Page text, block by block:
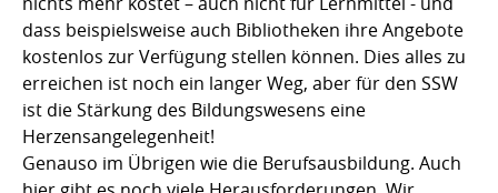
dass beispielsweise auch Bibliotheken ihre Angebote
kostenlos zur Verfügung stellen können. Dies alles zu
erreichen ist noch ein langer Weg, aber für den SSW
ist die Stärkung des Bildungswesens eine
Herzensangelegenheit!
Genauso im Übrigen wie die Berufsausbildung. Auch